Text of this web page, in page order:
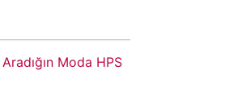
Aradığın Moda HPS